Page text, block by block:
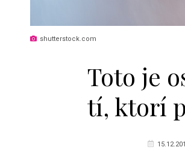
shutterstock.com
Toto je
tí, ktorí